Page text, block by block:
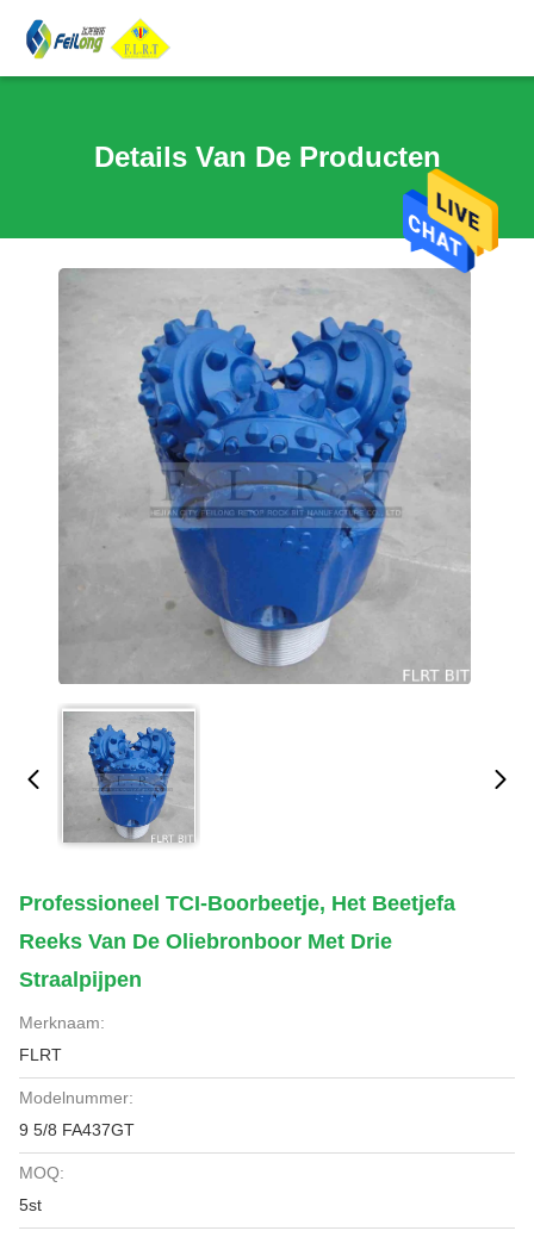
Details Van De Producten
Professioneel TCI-Boorbeetje, Het Beetjefa
Reeks Van De Oliebronboor Met Drie
Straalpijpen
Merknaam:
FLRT
Modelnummer:
9 5/8 FA437GT
MOQ:
5st